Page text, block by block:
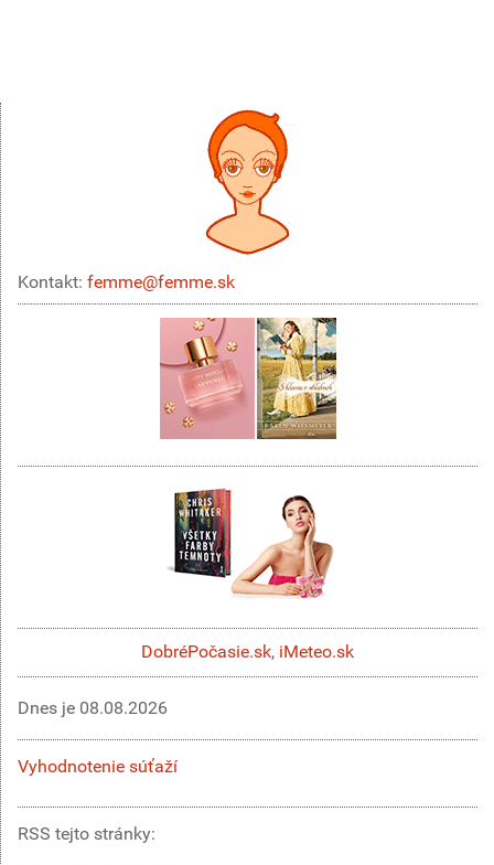
Kontakt: femme@femme.sk
DobréPočasie.sk, iMeteo.sk
Dnes je 08.08.2026
Vyhodnotenie súťaží
RSS tejto stránky: